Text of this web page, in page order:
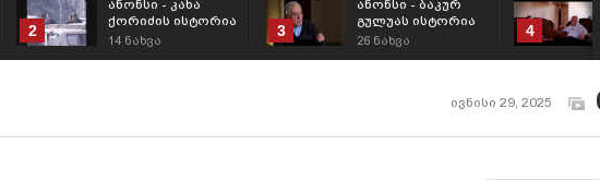
2
ანონსი - კახა
ქორიძის ისტორია
14 ნახვა
3
ანონსი - ბაკურ
გულუას ისტორია
26 ნახვა
4
ივნისი 29, 2025